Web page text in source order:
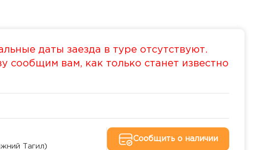
даты заезда в туре отсутствуют.
сообщим вам, как только станет известно
Тагил)
Сообщить о наличии